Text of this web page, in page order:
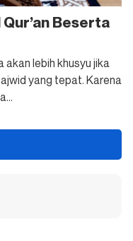
Beserta
akan lebih khusyu jika
yang tepat. Karena